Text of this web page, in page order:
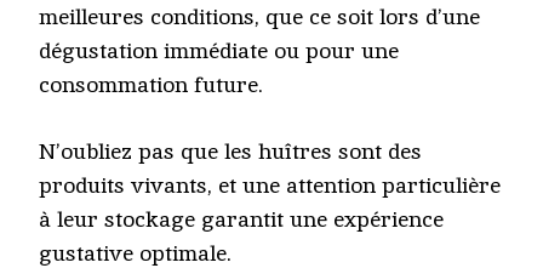
meilleures conditions, que ce soit lors d’une
dégustation immédiate ou pour une
consommation future.
N’oubliez pas que les huîtres sont des
produits vivants, et une attention particulière
à leur stockage garantit une expérience
gustative optimale.